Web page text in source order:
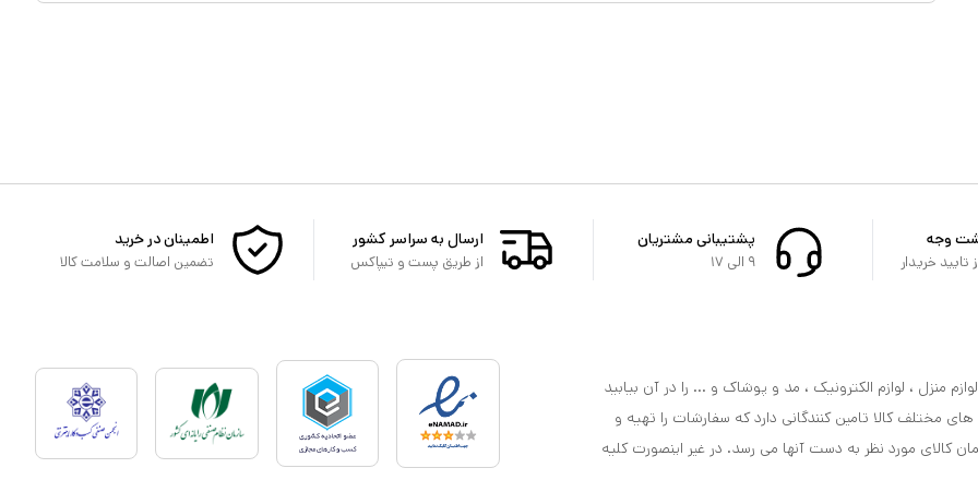
وجه
خریدار
پشتیبانی مشتریان
۹ الی ۱۷
ارسال به سراسر کشور
از طریق پست و تیپاکس
اطمینان در خرید
تضمین اصالت و سلامت کالا
منزل ، لوازم الکترونیک ، مد و پوشاک و ... را در آن بیابید
مختلف کالا تامین کنندگانی دارد که سفارشات را تهیه و
کالای مورد نظر به دست آنها می رسد. در غیر اینصورت کلیه